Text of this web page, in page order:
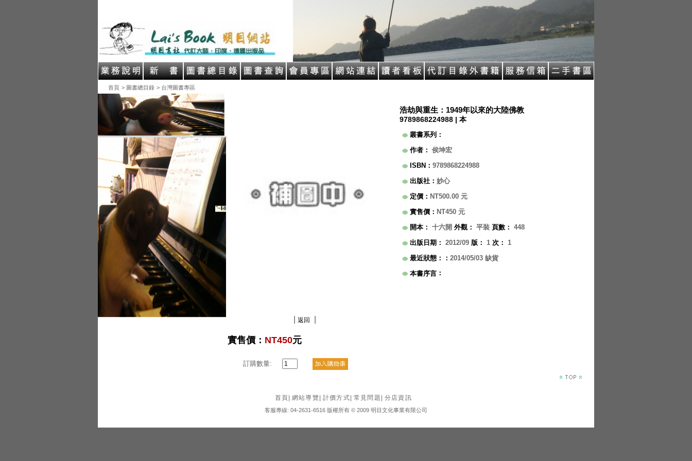
首頁 > 圖書總目錄 > 台灣圖書專區
返回
實售價： NT450元
訂購數量:
浩劫與重生：1949年以來的大陸佛教
9789868224988 | 本
叢書系列 ：
作者 ： 侯坤宏
ISBN ： 9789868224988
出版社 ： 妙心
定價 ： NT500.00 元
實售價 ： NT450 元
開本 ： 十六開 外觀 ： 平裝 頁數 ： 448
出版日期 ： 2012/09 版 ： 1 次 ： 1
最近狀態：
： 2014/05/03 缺貨
本書序言 ：
首頁 網站導覽 計價方式 常見問題 分店資訊
客服專線: 04-2631-6516 版權所有 © 2009 明目文化事業有限公司